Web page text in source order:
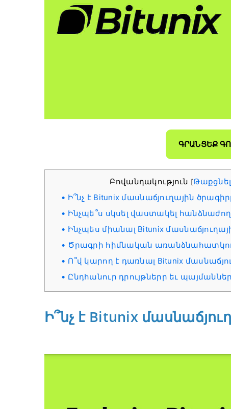
ԳՐԱՆՑԵՔ
Բովանդակություն [Թաքցնել
Ի՞նչ է Bitunix մասնաճյուղային
Ինչպե՞ս սկսել վաստակել
Ինչպես միանալ Bitunix
Ծրագրի հիմնական
Ո՞վ կարող է դառնալ Bitunix
Ընդհանուր դրույթներր եւ
Ի՞նչ է Bitunix